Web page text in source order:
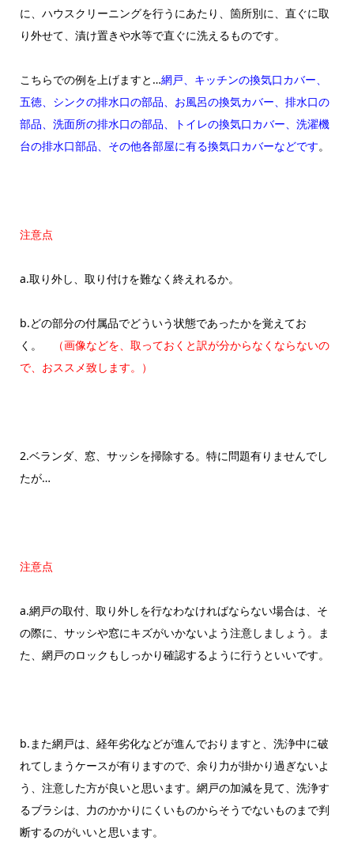
に、ハウスクリーニングを行うにあたり、箇所別に、直ぐに取
り外せて、漬け置きや水等で直ぐに洗えるものです。
こちらでの例を上げますと…網戸、キッチンの換気口カバー、
五徳、シンクの排水口の部品、お風呂の換気カバー、排水口の
部品、洗面所の排水口の部品、トイレの換気口カバー、洗濯機
台の排水口部品、その他各部屋に有る換気口カバーなどです。
注意点
a.取り外し、取り付けを難なく終えれるか。
b.どの部分の付属品でどういう状態であったかを覚えてお
く 。
（画像などを、取っておくと訳が分からなくならないの
で、おススメ致します。）
2.ベランダ、窓、サッシを掃除する。特に問題有りませんでし
たが…
注意点
a.網戸の取付、取り外しを行なわなければならない場合は、そ
の際に、サッシや窓にキズがいかないよう注意しましょう。ま
た、網戸のロックもしっかり確認するように行うといいです。
b.また網戸は、経年劣化などが進んでおりますと、洗浄中に破
れてしまうケースが有りますので、余り力が掛かり過ぎないよ
う、注意した方が良いと思います。網戸の加減を見て、洗浄す
るブラシは、力のかかりにくいものからそうでないものまで判
断するのがいいと思います。